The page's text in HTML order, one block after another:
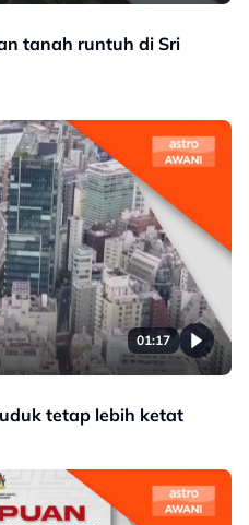
tanah runtuh di Sri
01:17
tetap lebih ketat